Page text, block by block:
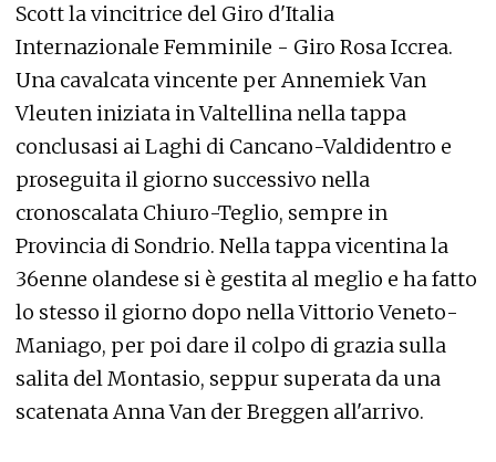
Scott la vincitrice del Giro d'Italia
Internazionale Femminile - Giro Rosa Iccrea.
Una cavalcata vincente per Annemiek Van
Vleuten iniziata in Valtellina nella tappa
conclusasi ai Laghi di Cancano-Valdidentro e
proseguita il giorno successivo nella
cronoscalata Chiuro-Teglio, sempre in
Provincia di Sondrio. Nella tappa vicentina la
36enne olandese si è gestita al meglio e ha fatto
lo stesso il giorno dopo nella Vittorio Veneto-
Maniago, per poi dare il colpo di grazia sulla
salita del Montasio, seppur superata da una
scatenata Anna Van der Breggen all'arrivo.